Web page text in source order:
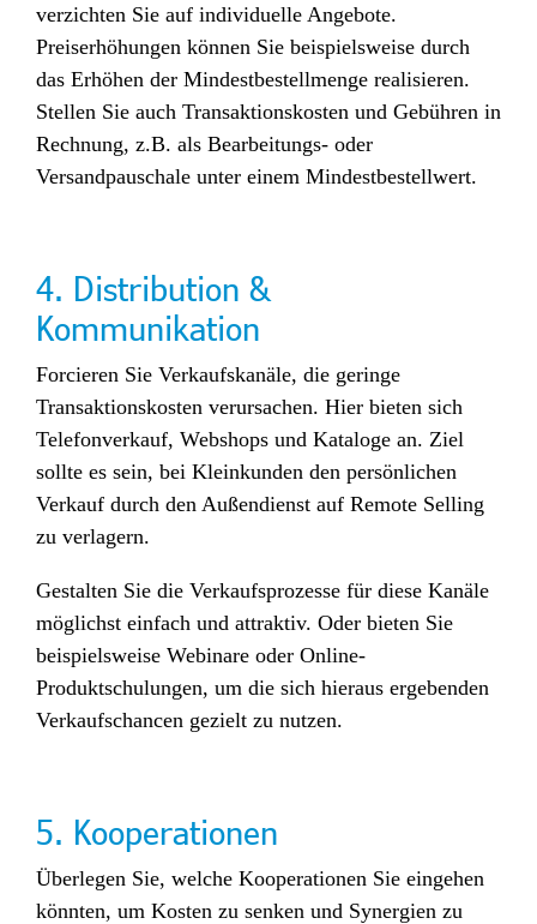
verzichten Sie auf individuelle Angebote.
Preiserhöhungen können Sie beispielsweise durch
das Erhöhen der Mindestbestellmenge realisieren.
Stellen Sie auch Transaktionskosten und Gebühren in
Rechnung, z.B. als Bearbeitungs- oder
Versandpauschale unter einem Mindestbestellwert.
4. Distribution &
Kommunikation
Forcieren Sie Verkaufskanäle, die geringe
Transaktionskosten verursachen. Hier bieten sich
Telefonverkauf, Webshops und Kataloge an. Ziel
sollte es sein, bei Kleinkunden den persönlichen
Verkauf durch den Außendienst auf Remote Selling
zu verlagern.
Gestalten Sie die Verkaufsprozesse für diese Kanäle
möglichst einfach und attraktiv. Oder bieten Sie
beispielsweise Webinare oder Online-
Produktschulungen, um die sich hieraus ergebenden
Verkaufschancen gezielt zu nutzen.
5. Kooperationen
Überlegen Sie, welche Kooperationen Sie eingehen
könnten, um Kosten zu senken und Synergien zu